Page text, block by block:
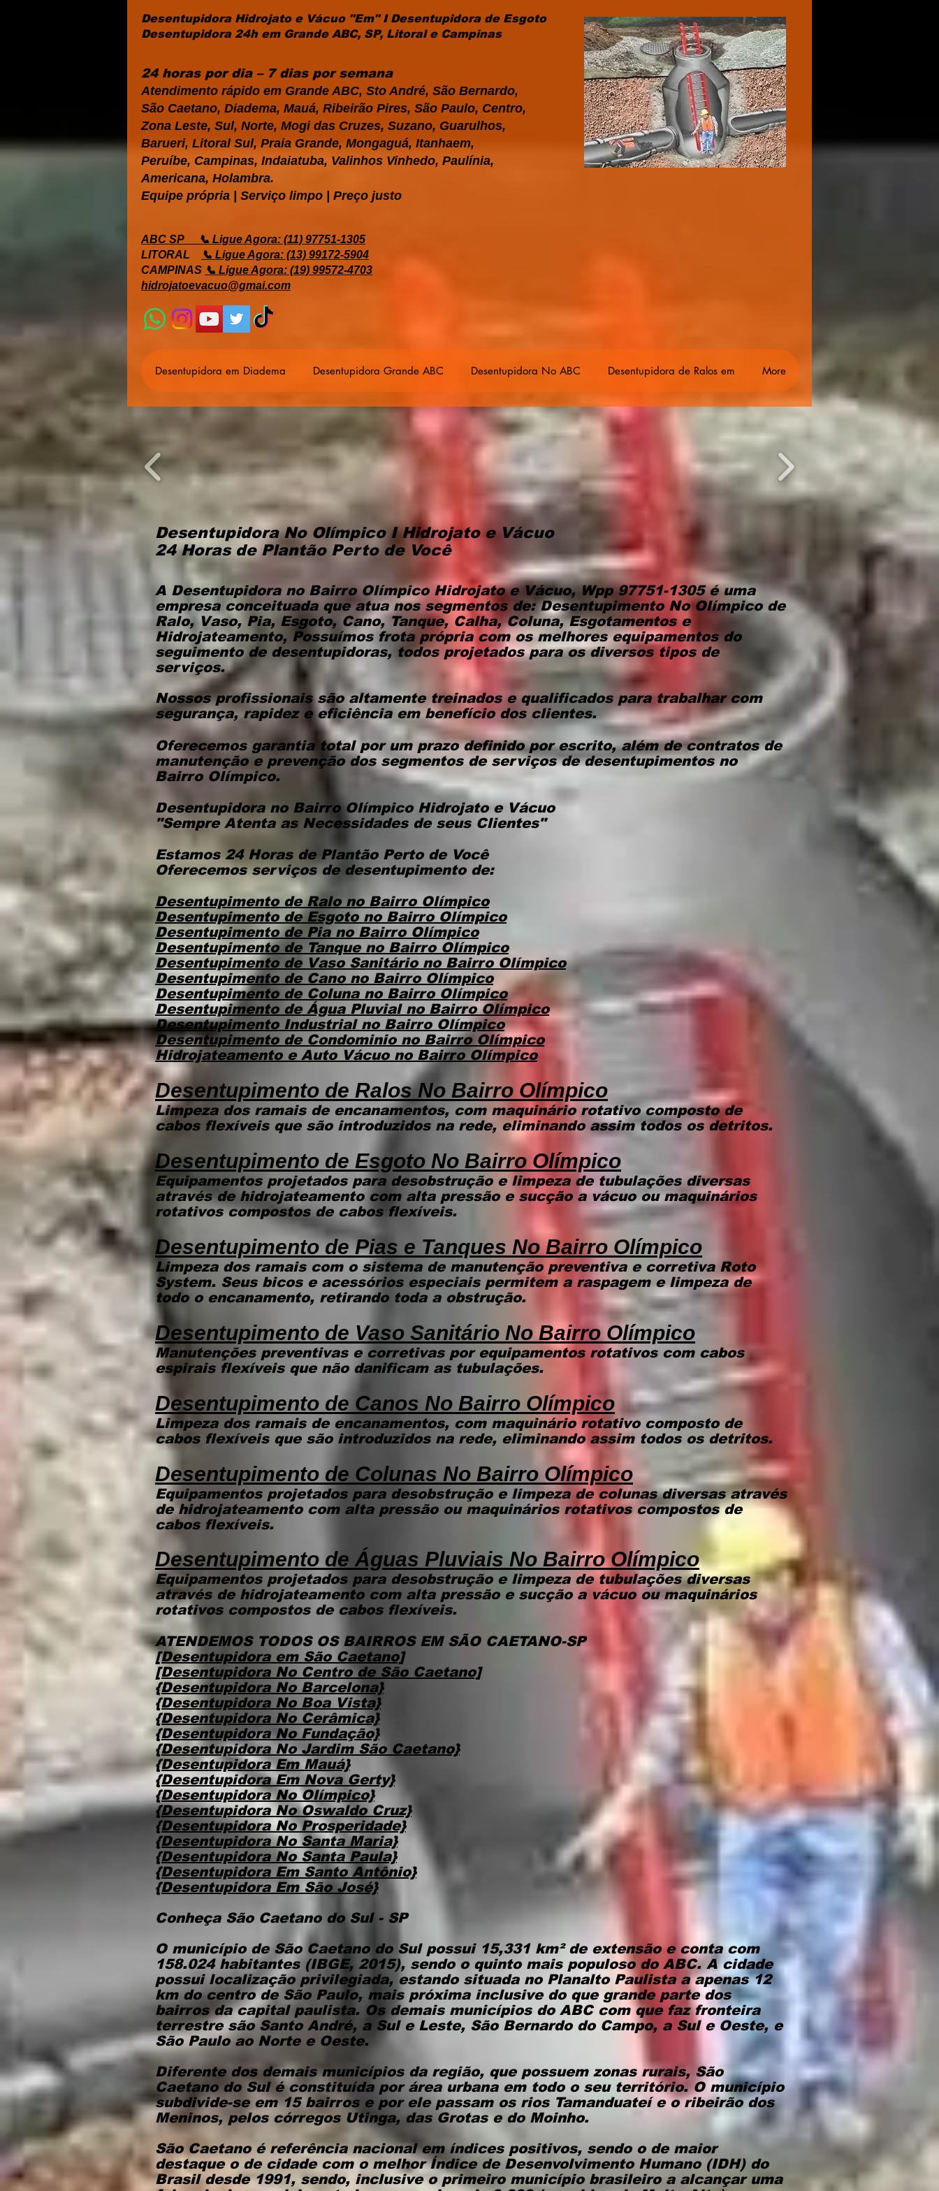
Desentupidora Hidrojato e Vácuo "Em" I Desentupidora de Esgoto
Desentupidora 24h em Grande ABC, SP, Litoral e Campinas
24 horas por dia – 7 dias por semana
Atendimento rápido em Grande ABC, Sto André, São Bernardo,
São Caetano, Diadema, Mauá, Ribeirão Pires, São Paulo, Centro,
Zona Leste, Sul, Norte, Mogi das Cruzes, Suzano, Guarulhos,
Barueri, Litoral Sul, Praia Grande, Mongaguá, Itanhaem,
Peruíbe, Campinas, Indaiatuba, Valinhos Vinhedo, Paulínia,
Americana, Holambra.
Equipe própria | Serviço limpo | Preço justo
ABC SP
📞 Ligue Agora: (11) 97751-1305
LITORAL
📞 Ligue Agora: (13) 99172-5904
CAMPINAS 📞 Ligue Agora: (19) 99572-4703
hidrojatoevacuo@gmai.com
Desentupidora em Diadema Desentupidora Grande ABC Desentupidora No ABC Desentupidora de Ralos em More
Desentupidora No Olímpico I Hidrojato e Vácuo
24 Horas de Plantão Perto de Você
A Desentupidora no Bairro Olímpico Hidrojato e Vácuo, Wpp 97751-1305 é uma
empresa conceituada que atua nos segmentos de: Desentupimento No Olímpico de
Ralo, Vaso, Pia, Esgoto, Cano, Tanque, Calha, Coluna, Esgotamentos e
Hidrojateamento, Possuímos frota própria com os melhores equipamentos do
seguimento de desentupidoras, todos projetados para os diversos tipos de
serviços.
Nossos profissionais são altamente treinados e qualificados para trabalhar com
segurança, rapidez e eficiência em benefício dos clientes.
Oferecemos garantia total por um prazo definido por escrito, além de contratos de
manutenção e prevenção dos segmentos de serviços de desentupimentos no
Bairro Olímpico.
Desentupidora no Bairro Olímpico Hidrojato e Vácuo
"Sempre Atenta as Necessidades de seus Clientes"
Estamos 24 Horas de Plantão Perto de Você
Oferecemos serviços de desentupimento de:
Desentupimento de Ralo no Bairro Olímpico
Desentupimento de Esgoto no Bairro Olímpico
Desentupimento de Pia no Bairro Olímpico
Desentupimento de Tanque no Bairro Olímpico
Desentupimento de Vaso Sanitário no Bairro Olímpico
Desentupimento de Cano no Bairro Olímpico
Desentupimento de Coluna no Bairro Olímpico
Desentupimento de Água Pluvial no Bairro Olímpico
Desentupimento Industrial no Bairro Olímpico
Desentupimento de Condominio no Bairro Olímpico
Hidrojateamento e Auto Vácuo no Bairro Olímpico
​Desentupimento de Ralos No Bairro Olímpico
Limpeza dos ramais de encanamentos, com maquinário rotativo composto de
cabos flexíveis que são introduzidos na rede, eliminando assim todos os detritos.
Desentupimento de Esgoto No Bairro Olímpico
Equipamentos projetados para desobstrução e limpeza de tubulações diversas
através de hidrojateamento com alta pressão e sucção a vácuo ou maquinários
rotativos compostos de cabos flexíveis.
Desentupimento de Pias e Tanques No Bairro Olímpico
Limpeza dos ramais com o sistema de manutenção preventiva e corretiva Roto
System. Seus bicos e acessórios especiais permitem a raspagem e limpeza de
todo o encanamento, retirando toda a obstrução.
Desentupimento de Vaso Sanitário No Bairro Olímpico
Manutenções preventivas e corretivas por equipamentos rotativos com cabos
espirais flexíveis que não danificam as tubulações.
Desentupimento de Canos No Bairro Olímpico
Limpeza dos ramais de encanamentos, com maquinário rotativo composto de
cabos flexíveis que são introduzidos na rede, eliminando assim todos os detritos.
Desentupimento de Colunas No Bairro Olímpico
Equipamentos projetados para desobstrução e limpeza de colunas diversas através
de hidrojateamento com alta pressão ou maquinários rotativos compostos de
cabos flexíveis.
Desentupimento de Águas Pluviais No Bairro Olímpico
Equipamentos projetados para desobstrução e limpeza de tubulações diversas
através de hidrojateamento com alta pressão e sucção a vácuo ou maquinários
rotativos compostos de cabos flexíveis.
ATENDEMOS TODOS OS BAIRROS EM SÃO CAETANO-SP
[Desentupidora em São Caetano]
[Desentupidora No Centro de São Caetano]
{Desentupidora No Barcelona}
{Desentupidora No Boa Vista}
{Desentupidora No Cerâmica}
{Desentupidora No Fundação}
{Desentupidora No Jardim São Caetano}
{Desentupidora Em Mauá}
{Desentupidora Em Nova Gerty}
{Desentupidora No Olímpico}
{Desentupidora No Oswaldo Cruz}
{Desentupidora No Prosperidade}
{Desentupidora No Santa Maria}
{Desentupidora No Santa Paula}
{Desentupidora Em Santo Antônio}
{Desentupidora Em São José}
Conheça São Caetano do Sul - SP
O município de São Caetano do Sul possui 15,331 km² de extensão e conta com
158.024 habitantes (IBGE, 2015), sendo o quinto mais populoso do ABC. A cidade
possui localização privilegiada, estando situada no Planalto Paulista a apenas 12
km do centro de São Paulo, mais próxima inclusive do que grande parte dos
bairros da capital paulista. Os demais municípios do ABC com que faz fronteira
terrestre são Santo André, a Sul e Leste, São Bernardo do Campo, a Sul e Oeste, e
São Paulo ao Norte e Oeste.
Diferente dos demais municípios da região, que possuem zonas rurais, São
Caetano do Sul é constituída por área urbana em todo o seu território. O município
subdivide-se em 15 bairros e por ele passam os rios Tamanduateí e o ribeirão dos
Meninos, pelos córregos Utinga, das Grotas e do Moinho.
São Caetano é referência nacional em índices positivos, sendo o de maior
destaque o de cidade com o melhor Índice de Desenvolvimento Humano (IDH) do
Brasil desde 1991, sendo, inclusive o primeiro município brasileiro a alcançar uma